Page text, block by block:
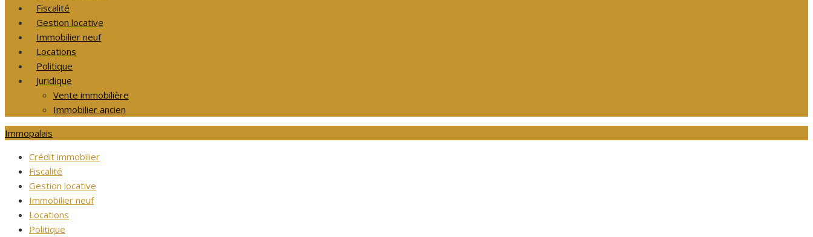
Fiscalité
Gestion locative
Immobilier neuf
Locations
Politique
Juridique
Vente immobilière
Immobilier ancien
Immopalais
Crédit immobilier
Fiscalité
Gestion locative
Immobilier neuf
Locations
Politique